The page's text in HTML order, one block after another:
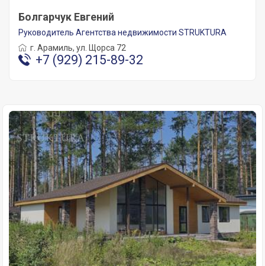
Болгарчук Евгений
Руководитель Агентства недвижимости STRUKTURA
г. Арамиль, ул. Щорса 72
+7 (929) 215-89-32